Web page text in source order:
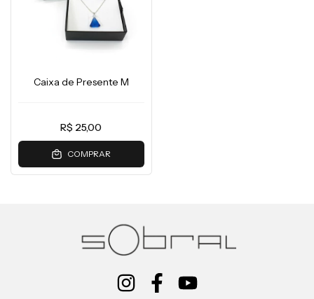
Caixa de Presente M
R$ 25,00
COMPRAR